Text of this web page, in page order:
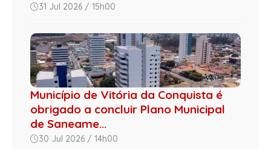
31 Jul 2026 / 15h00
Município de Vitória da Conquista é
obrigado a concluir Plano Municipal
de Saneame...
30 Jul 2026 / 14h00